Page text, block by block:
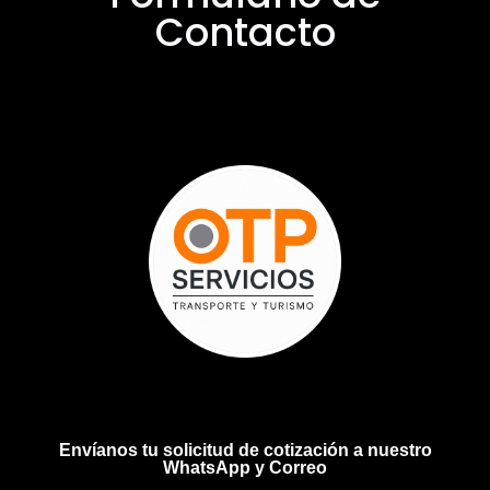
Contacto
Envíanos tu solicitud de cotización a nuestro
WhatsApp y Correo